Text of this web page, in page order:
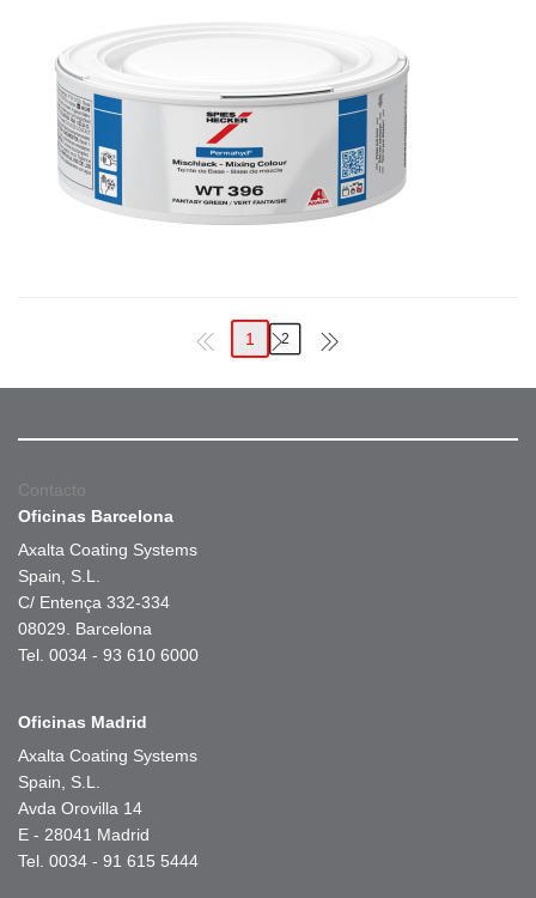
1 2
Contacto
Oficinas Barcelona
Axalta Coating Systems
Spain, S.L.
C/ Entença 332-334
08029. Barcelona
Tel. 0034 - 93 610 6000
Oficinas Madrid
Axalta Coating Systems
Spain, S.L.
Avda Orovilla 14
E - 28041 Madrid
Tel. 0034 - 91 615 5444